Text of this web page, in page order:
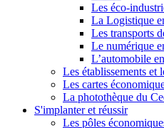
Les éco-
La Logistique
Les transports
Le numérique
L’automobile
Les établissements et
Les cartes
La photothèque du
S'implanter et réussir
Les pôles